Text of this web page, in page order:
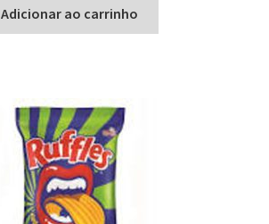
Adicionar ao carrinho